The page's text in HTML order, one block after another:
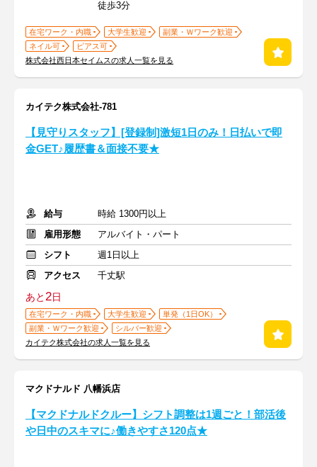
徒歩3分
在宅ワーク・内職 大学生歓迎
副業・Ｗワーク歓迎
ネイル可
ピアス可
株式会社西日本セイムスの求人一覧を見る
カイテク株式会社-781
【見守りスタッフ】[登録制]激短1日のみ！日払いで即
金GET♪履歴書＆面接不要★
給与
時給 1300円以上
雇用形態
アルバイト・パート
シフト
週1日以上
アクセス
千丈駅
あと2日
在宅ワーク・内職 大学生歓迎
単発（1日OK）
副業・Ｗワーク歓迎
シルバー歓迎
カイテク株式会社の求人一覧を見る
マクドナルド 八幡浜店
【マクドナルドクルー】シフト調整は1週ごと！部活後
や日中のスキマに♪働きやすさ120点★